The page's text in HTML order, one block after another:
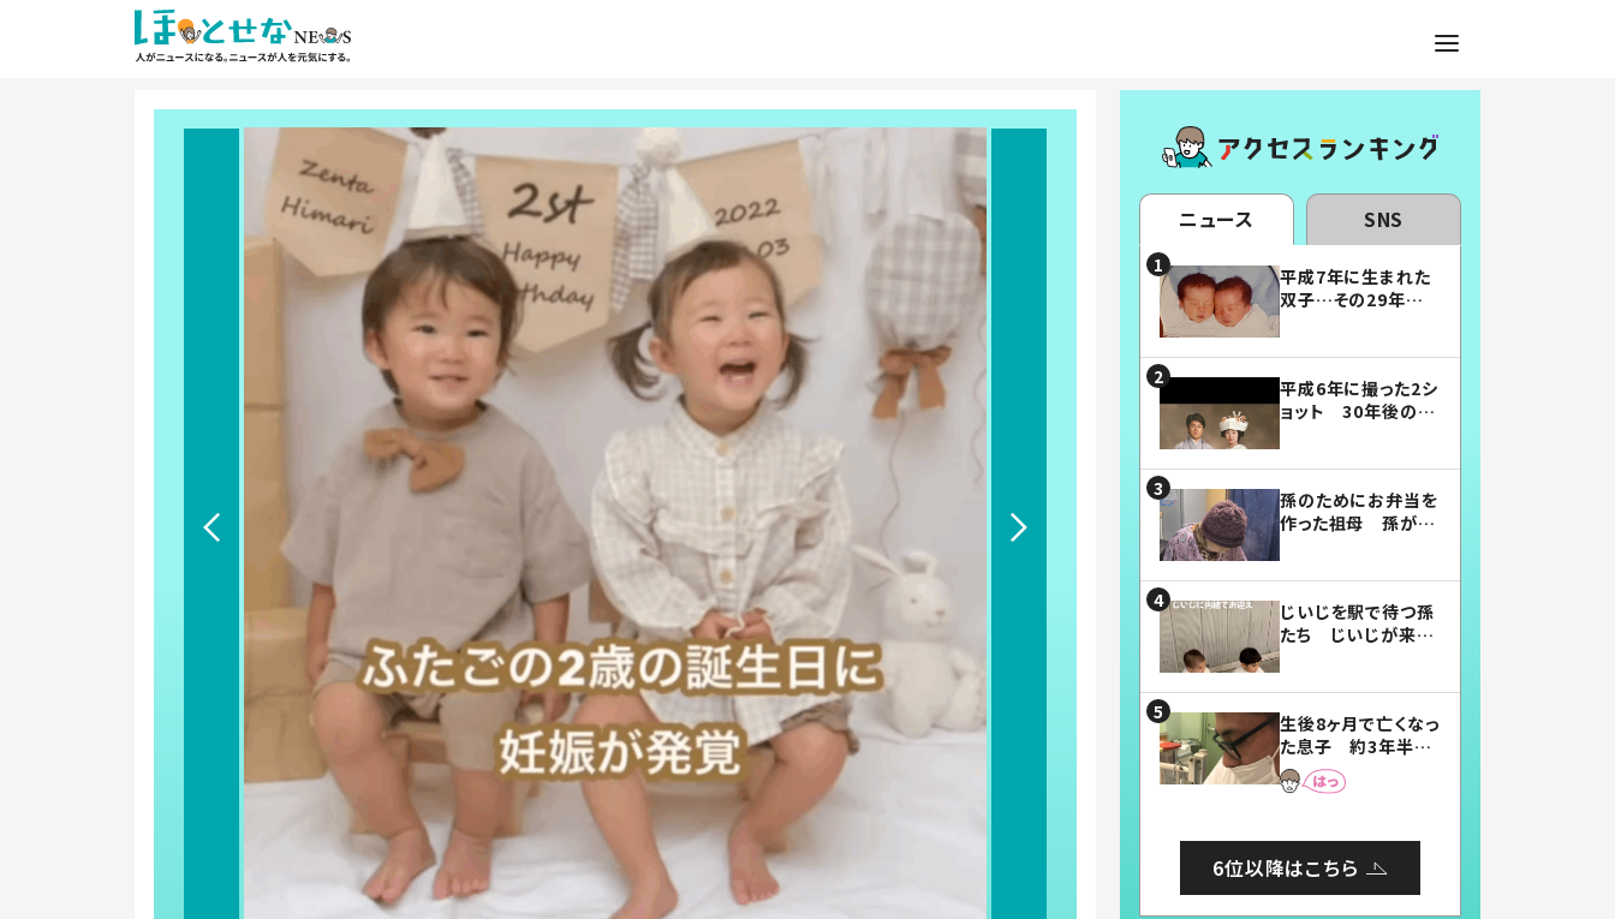
ニュース SNS
平成7年に生まれた
双子…その29年後
平成6年に撮った2シ
ョット 30年後の姿
孫のためにお弁当を
作った祖母 孫が絶
じいじを駅で待つ孫
たち じいじが来た
まらない」「幸せにな
れる」
生後8ヶ月で亡くなっ
た息子 約3年半
後、当時の妻の日記
に書いてあった本音
6位以降はこちら